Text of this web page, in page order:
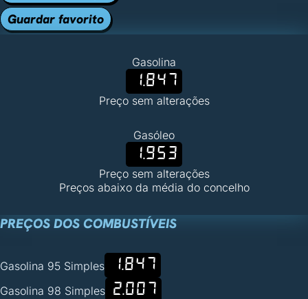
Guardar favorito
Gasolina
1.847
Preço sem alterações
Gasóleo
1.953
Preço sem alterações
Preços abaixo da média do concelho
PREÇOS DOS COMBUSTÍVEIS
Gasolina 95 Simples 1.847
Gasolina 98 Simples 2.007